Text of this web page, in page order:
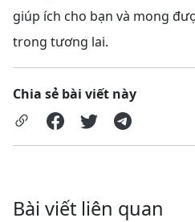
giúp ích cho bạn và mong
trong tương lai.
Chia sẻ bài viết này
Bài viết liên quan